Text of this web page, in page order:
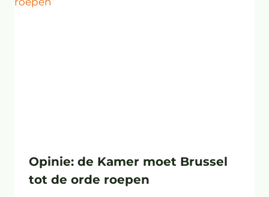
Opinie: de Kamer moet Brussel
tot de orde roepen